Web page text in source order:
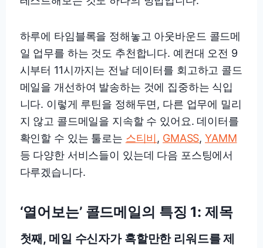
하루에 타임블록을 정해놓고 아웃바운드 콜드메
일 업무를 하는 것도 추천합니다. 예컨대 오전 9
시부터 11시까지는 전날 데이터를 회고하고 콜드
메일을 개선하여 발송하는 것에 집중하는 식입
니다. 이렇게 루틴을 정해두면, 다른 업무에 밀리
지 않고 콜드메일을 지속할 수 있어요. 데이터를
확인할 수 있는 툴로는 스티비, GMASS,YAMM
등 다양한 서비스들이 있는데 다음 포스팅에서
다루겠습니다.
‘열어보는’ 콜드메일의 특징 1: 제목
첫째, 메일 수신자가 혹할만한 리워드를 제